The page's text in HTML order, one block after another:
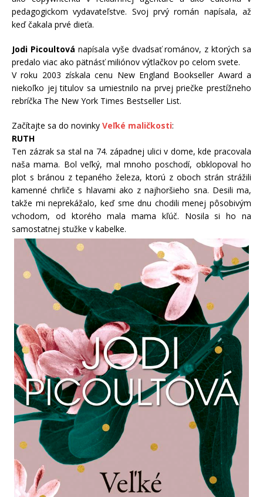
pedagogickom vydavateľstve. Svoj prvý román napísala, až
keď čakala prvé dieťa.
Jodi Picoultová napísala vyše dvadsať románov, z ktorých sa
predalo viac ako pätnásť miliónov výtlačkov po celom svete.
V roku 2003 získala cenu New England Bookseller Award a
niekoľko jej titulov sa umiestnilo na prvej priečke prestížneho
rebríčka The New York Times Bestseller List.
Začítajte sa do novinky Veľké maličkosti:
RUTH
Ten zázrak sa stal na 74. západnej ulici v dome, kde pracovala
naša mama. Bol veľký, mal mnoho poschodí, obklopoval ho
plot s bránou z tepaného železa, ktorú z oboch strán strážili
kamenné chrliče s hlavami ako z najhoršieho sna. Desili ma,
takže mi neprekážalo, keď sme dnu chodili menej pôsobivým
vchodom, od ktorého mala mama kľúč. Nosila si ho na
samostatnej stužke v kabelke.